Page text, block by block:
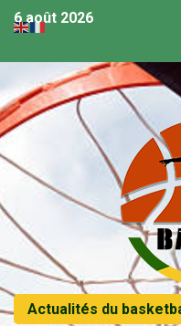
6 août 2026
Actualités du